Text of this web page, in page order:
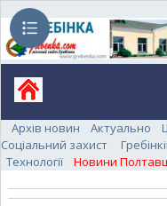
Архів новин Актуально
Соціальний захист
Технології
Новини